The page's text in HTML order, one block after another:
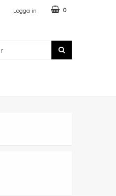
Logga in 0